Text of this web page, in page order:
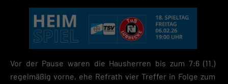
Vor der Pause waren die Hausherren bis zum 7:6 (11.)
regelmäßig vorne, ehe Refrath vier Treffer in Folge zum
Speichern
Zurück
Datenschutzeinstellungen
Essenziell (2)
Essenzielle Cookies ermöglichen grundlegende Funktionen und sind für die